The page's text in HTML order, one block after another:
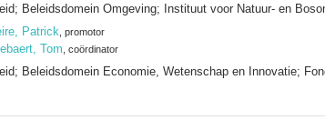
Beleidsdomein Omgeving; Instituut voor Natuur- en
Patrick , promotor
Tom , coördinator
Beleidsdomein Economie, Wetenschap en Innovatie;